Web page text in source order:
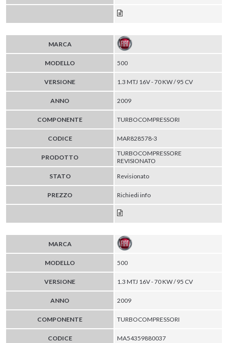
MARCA
MODELLO 500
VERSIONE 1.3 MTJ 16V - 70 KW / 95 CV
ANNO 2009
COMPONENTE TURBOCOMPRESSORI
CODICE MAR828578-3
PRODOTTO
TURBOCOMPRESSORE
REVISIONATO
STATO
Revisionato
PREZZO Richiedi info
MARCA
MODELLO 500
VERSIONE 1.3 MTJ 16V - 70 KW / 95 CV
ANNO 2009
COMPONENTE TURBOCOMPRESSORI
CODICE MA54359880037